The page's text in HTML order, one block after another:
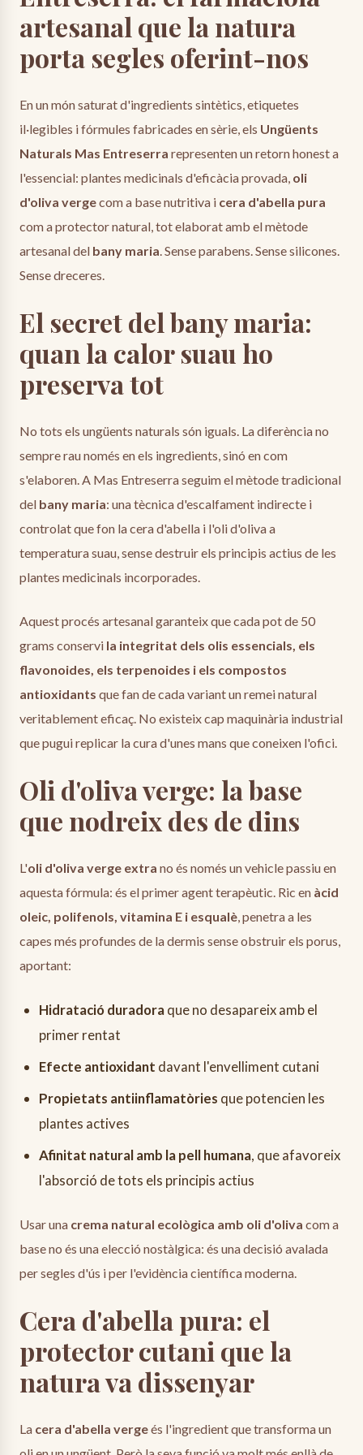
artesanal que la natura
porta segles oferint-nos
En un món saturat d'ingredients sintètics, etiquetes
il·legibles i fórmules fabricades en sèrie, els Ungüents
Naturals Mas Entreserra representen un retorn honest a
l'essencial: plantes medicinals d'eficàcia provada, oli
d'oliva vergecom a base nutritiva i cera d'abella pura
com a protector natural, tot elaborat amb el mètode
artesanal del bany maria. Sense parabens. Sense silicones.
Sense dreceres.
El secret del bany maria:
quan la calor suau ho
preserva tot
No tots els ungüents naturals són iguals. La diferència no
sempre rau només en els ingredients, sinó en com
s'elaboren. A Mas Entreserra seguim el mètode tradicional
del bany maria: una tècnica d'escalfament indirecte i
controlat que fon la cera d'abella i l'oli d'oliva a
temperatura suau, sense destruir els principis actius de les
plantes medicinals incorporades.
Aquest procés artesanal garanteix que cada pot de 50
grams conservi la integritat dels olis essencials, els
flavonoides, els terpenoides i els compostos
antioxidants que fan de cada variant un remei natural
veritablement eficaç. No existeix cap maquinària industrial
que pugui replicar la cura d'unes mans que coneixen l'ofici.
Oli d'oliva verge: la base
que nodreix des de dins
L'oli d'oliva verge extra no és només un vehicle passiu en
aquesta fórmula: és el primer agent terapèutic. Ric en àcid
oleic, polifenols, vitamina E i esqualè, penetra a les
capes més profundes de la dermis sense obstruir els porus,
aportant:
Hidratació duradoraque no desapareix amb el
primer rentat
Efecte antioxidant davant l'envelliment cutani
Propietats antiinflamatòries que potencien les
plantes actives
Afinitat natural amb la pell humana, que afavoreix
l'absorció de tots els principis actius
Usar una crema natural ecològica amb oli d'oliva com a
base no és una elecció nostàlgica: és una decisió avalada
per segles d'ús i per l'evidència científica moderna.
Cera d'abella pura: el
protector cutani que la
natura va dissenyar
La cera d'abella vergeés l'ingredient que transforma un